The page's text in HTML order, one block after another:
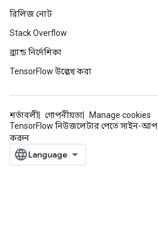
রিলিজ নোট
Stack Overflow
ব্র্যান্ড নির্দেশিকা
TensorFlow উল্লেখ করা
শর্তাবলী গোপনীয়তা
Manage cookies
TensorFlow নিউজলেটার পেতে সাইন-আপ
করুন